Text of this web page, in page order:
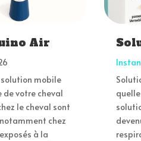
Air
solution mobile
votre cheval
le cheval sont
chez
à la